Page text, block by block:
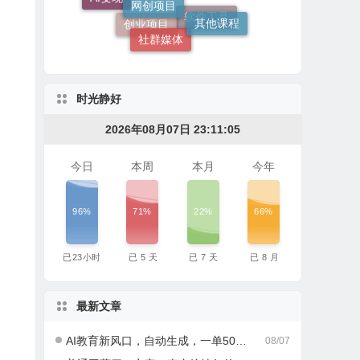
软件
软件工具
创业项目
其他课程
社群媒体
时光静好
2026年08月07日 23:11:06
今日
96%
已23小时
本周
71%
已 5 天
本月
22%
已 7 天
今年
66%
已 8 月
最新文章
08/07
AI教育新风口，自动生成，一单500+，月入2W+!